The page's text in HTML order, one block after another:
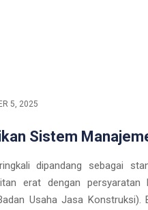
5, 2025
Sistem
dipandang sebagai
erat dengan
Usaha Jasa